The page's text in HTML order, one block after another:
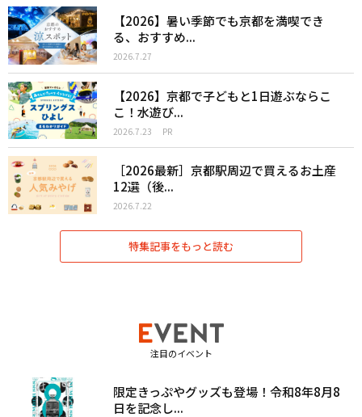
【2026】暑い季節でも京都を満喫でき
る、おすすめ...
2026.7.27
【2026】京都で子どもと1日遊ぶならこ
こ！水遊び...
2026.7.23 PR
［2026最新］京都駅周辺で買えるお土産
12選（後...
2026.7.22
特集記事をもっと読む
注目のイベント
限定きっぷやグッズも登場！令和8年8月8
日を記念し...